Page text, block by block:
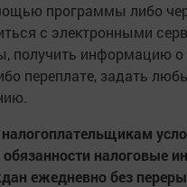
программы либо
с электронными
получить информацию о
переплате, задать
налоговые
ежедневно без